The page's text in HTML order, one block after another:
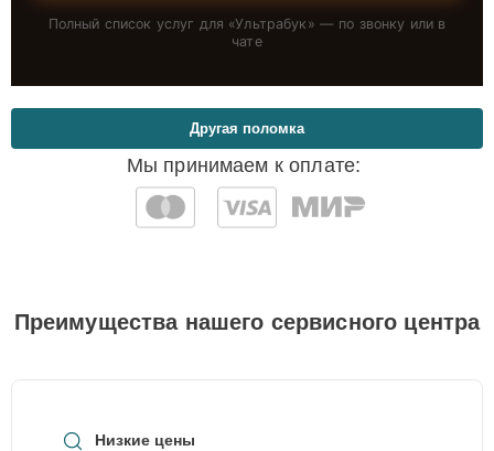
Полный список услуг для «Ультрабук » — по звонку или в
чате
Мы принимаем к оплате:
Другая поломка
Преимущества нашего сервисного центра
Низкие цены